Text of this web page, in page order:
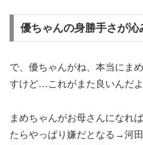
優ちゃんの身勝手さが沁
で、優ちゃんがね、本当にま
すけど…これがまた良いんだよ
まめちゃんがお母さんになれ
たらやっぱり嫌だとなる→河